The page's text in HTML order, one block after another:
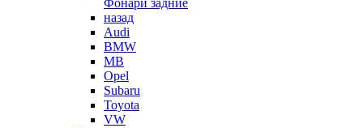
Фонари задние
назад
Audi
BMW
MB
Opel
Subaru
Toyota
VW